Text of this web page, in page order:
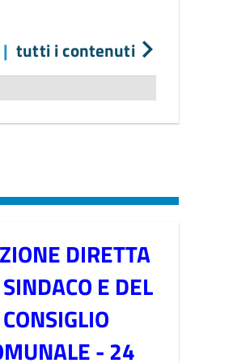
| tutti i contenuti
DIRETTA
E DEL
CONSIGLIO
- 24